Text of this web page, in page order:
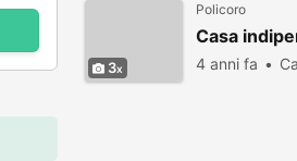
3
Policoro
Casa
4 anni fa